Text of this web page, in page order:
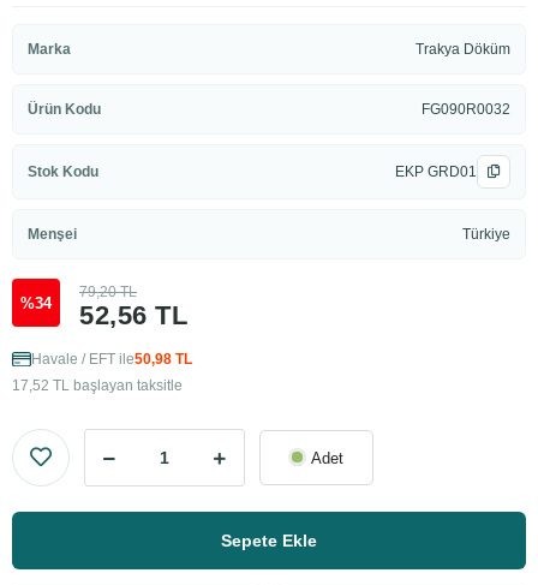
Marka Trakya Döküm
Ürün Kodu FG090R0032
Stok Kodu EKP GRD01
Menşei Türkiye
%34 52,56 TL
79,20 TL
Havale / EFT ile50,98 TL
17,52 TL başlayan taksitle
Adet
Sepete Ekle